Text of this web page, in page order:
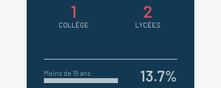
1
COLLÈGE
2
LYCÉES
Moins de 15 ans 13.7%